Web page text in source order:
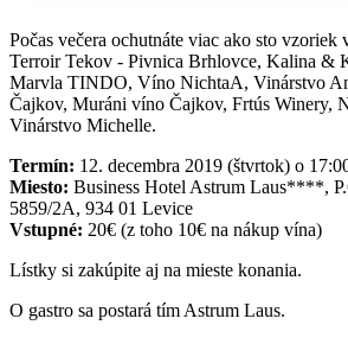
Počas večera ochutnáte viac ako sto vzoriek
Terroir Tekov - Pivnica Brhlovce, Kalina &
Marvla TINDO, Víno NichtaA, Vinárstvo
Čajkov, Muráni víno Čajkov, Frtús Winery,
Vinárstvo Michelle.
Termín: 12. decembra 2019 (štvrtok) o
Miesto: Business Hotel Astrum Laus****,
5859/2A, 934 01 Levice
Vstupné: 20€ (z toho 10€ na nákup vína)
Lístky si zakúpite aj na mieste konania.
O gastro sa postará tím Astrum Laus.